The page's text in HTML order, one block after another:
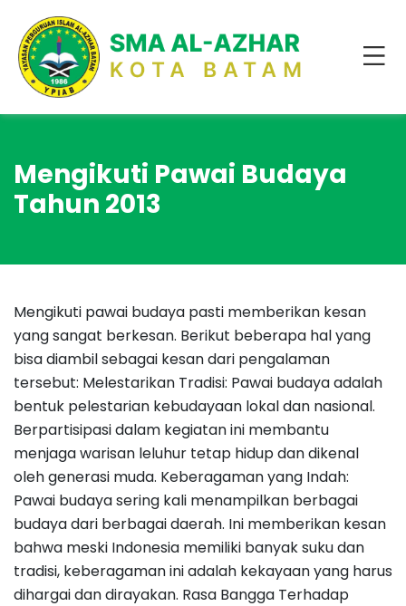
Mengikuti Pawai Budaya
Tahun 2013
Mengikuti pawai budaya pasti memberikan kesan
yang sangat berkesan. Berikut beberapa hal yang
bisa diambil sebagai kesan dari pengalaman
tersebut: Melestarikan Tradisi: Pawai budaya adalah
bentuk pelestarian kebudayaan lokal dan nasional.
Berpartisipasi dalam kegiatan ini membantu
menjaga warisan leluhur tetap hidup dan dikenal
oleh generasi muda. Keberagaman yang Indah:
Pawai budaya sering kali menampilkan berbagai
budaya dari berbagai daerah. Ini memberikan kesan
bahwa meski Indonesia memiliki banyak suku dan
tradisi, keberagaman ini adalah kekayaan yang harus
dihargai dan dirayakan. Rasa Bangga Terhadap